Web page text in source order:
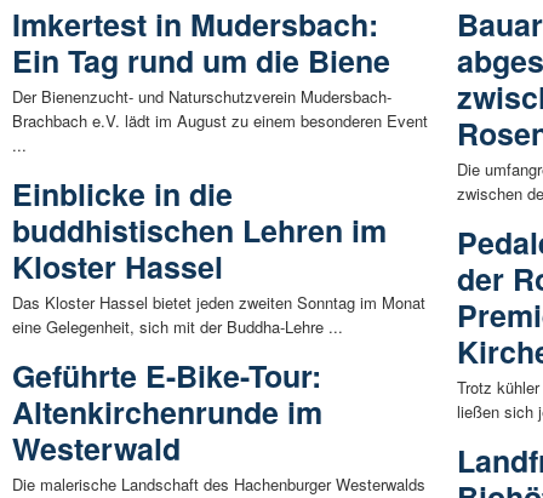
Imkertest in Mudersbach:
Ein Tag rund um die Biene
Der Bienenzucht- und Naturschutzverein Mudersbach-
Brachbach e.V. lädt im August zu einem besonderen Event
...
Einblicke in die
buddhistischen Lehren im
Kloster Hassel
Das Kloster Hassel bietet jeden zweiten Sonntag im Monat
eine Gelegenheit, sich mit der Buddha-Lehre ...
Geführte E-Bike-Tour:
Altenkirchenrunde im
Westerwald
Die malerische Landschaft des Hachenburger Westerwalds
Die
zwischen
der
Trotz
ließen sich